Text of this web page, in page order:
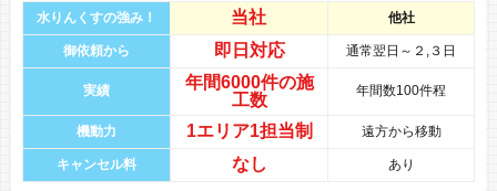
水りんくすの強み！ 当社 他社
御依頼から 即日対応 通常翌日～２,３日
実績 年間6000件の施
工数
年間数100件程
機動力 1エリア1担当制 遠方から移動
キャンセル料 なし あり